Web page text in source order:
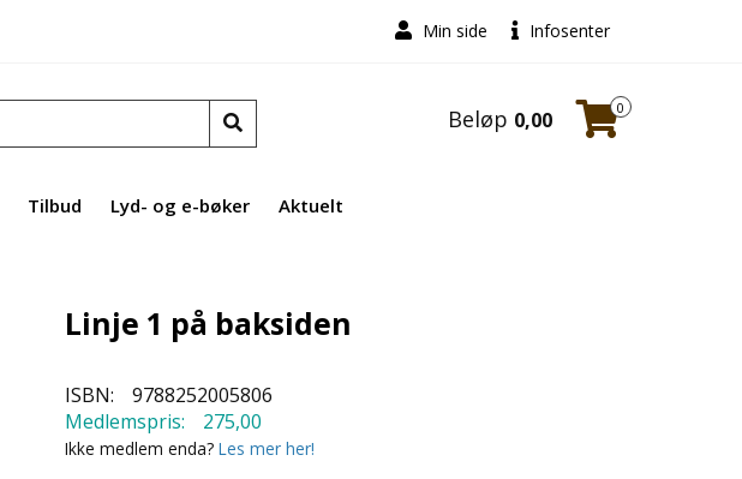
Min side Infosenter
Beløp 0,00 0
Tilbud Lyd- og e-bøker Aktuelt
Linje 1 på baksiden
ISBN:
9788252005806
Medlemspris:
275,00
Ikke medlem enda?Les mer her!